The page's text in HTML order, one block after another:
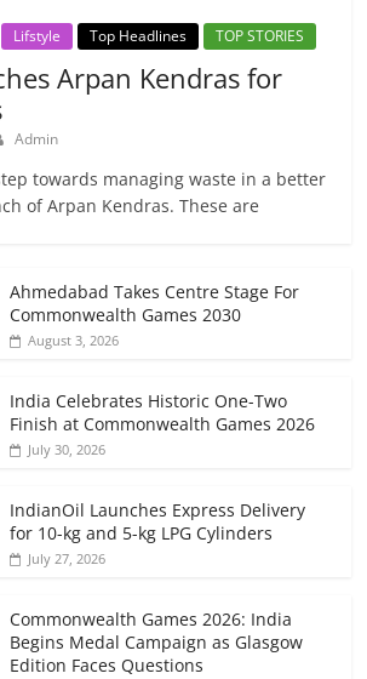
Lifstyle Top Headlines TOP STORIES
Arpan Kendras for
Admin
towards managing waste in a better
of Arpan Kendras. These are
Ahmedabad Takes Centre Stage For
Commonwealth Games 2030
August 3, 2026
India Celebrates Historic One-Two
Finish at Commonwealth Games 2026
July 30, 2026
IndianOil Launches Express Delivery
for 10-kg and 5-kg LPG Cylinders
July 27, 2026
Commonwealth Games 2026: India
Begins Medal Campaign as Glasgow
Edition Faces Questions